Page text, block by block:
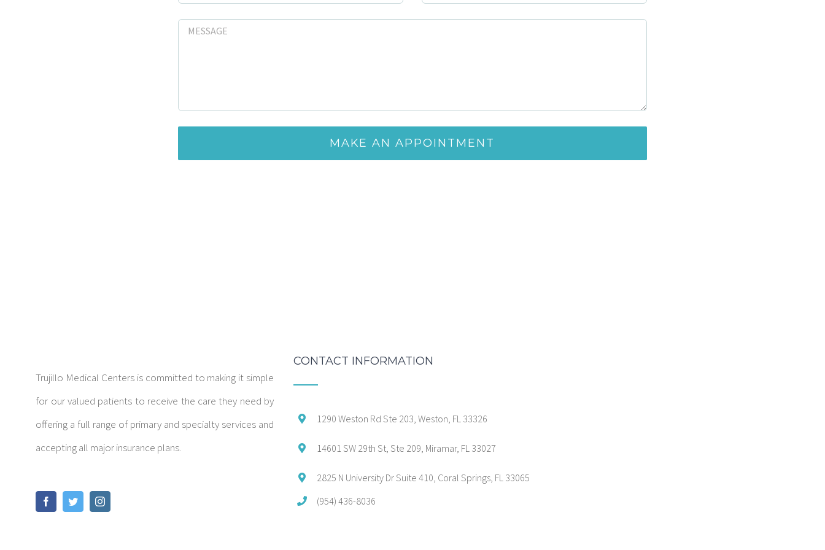
Trujillo Medical Centers is committed to making it simple
for our valued patients to receive the care they need by
offering a full range of primary and specialty services and
accepting all major insurance plans.
CONTACT INFORMATION
1290 Weston Rd Ste 203, Weston, FL 33326
14601 SW 29th St, Ste 209, Miramar, FL 33027
2825 N University Dr Suite 410, Coral Springs, FL 33065
(954) 436-8036